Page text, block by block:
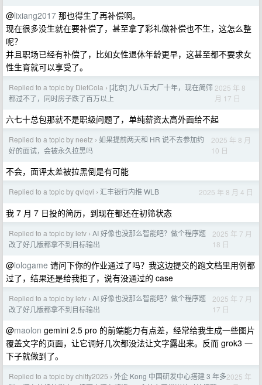
@lixiang2017 那也得生了再补偿啊。
现在很多没生就在要补偿了，甚至拿了彩礼做补偿也不生，这怎么整
呢？
并且职场已经有补偿了，比如女性退休年龄更早，这甚至都不要求女
性生育就可以享受了。
Replied to a topic by DietCola › [北京] 九八五大厂十年，现在简筛
都过不了，同时房子跌了百万以上
2025 年 8
月 17 日
六七十总包那就不是职级问题了，单纯薪资太高外面给不起
Replied to a topic by neetz › 如果提前两天和 HR 说不去参加约
好的面试，会被永久拉黑吗
2025 年 8 月
10 日
不会，面评太差被拉黑倒是有可能
Replied to a topic by qviqvi › 汇丰银行内推 WLB 2025 年 8 月 4 日
我 7 月 7 日投的简历，到现在都还在初筛状态
Replied to a topic by letv › AI 好像也没那么智能吧？做个程序题
改了好几版都拿不到目标输出
2025 年 7 月
18 日
@lologame 请问下你的作业通过了吗？我这边提交的跑文档里用例都
过了，结果还是给我拒了，说有没通过的 case
Replied to a topic by letv › AI 好像也没那么智能吧？做个程序题
改了好几版都拿不到目标输出
2025 年 7 月
17 日
@maolon gemini 2.5 pro 的前端能力有点差，经常给我生成一些图片
覆盖文字的页面，让它调好几次都没法让文字露出来。反而 grok3 一
下子就做到了。
Replied to a topic by chitty2025 › 外企 Kong 中国研发中心搭建 3 年多2025 年